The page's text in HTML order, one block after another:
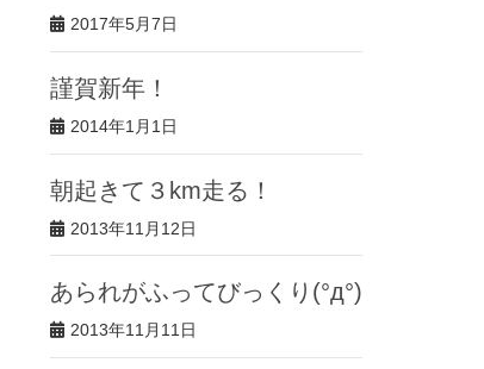
2017年5月7日
謹賀新年！
2014年1月1日
朝起きて３km走る！
2013年11月12日
あられがふってびっくり(°д°)
2013年11月11日